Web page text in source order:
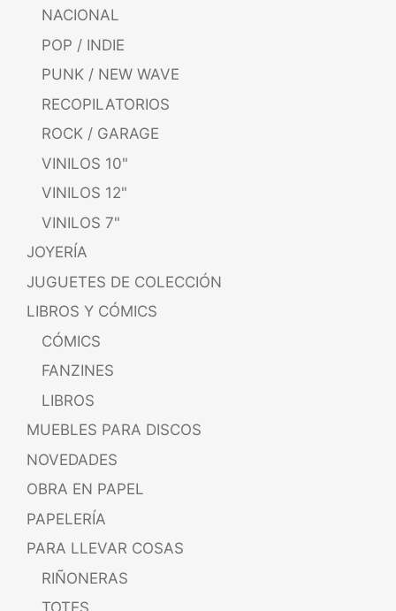
NACIONAL
POP / INDIE
PUNK / NEW WAVE
RECOPILATORIOS
ROCK / GARAGE
VINILOS 10"
VINILOS 12"
VINILOS 7"
JOYERÍA
JUGUETES DE COLECCIÓN
LIBROS Y CÓMICS
CÓMICS
FANZINES
LIBROS
MUEBLES PARA DISCOS
NOVEDADES
OBRA EN PAPEL
PAPELERÍA
PARA LLEVAR COSAS
RIÑONERAS